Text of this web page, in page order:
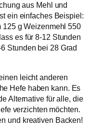
aus Mehl und
ein einfaches Beispiel:
125 g Weizenmehl 550
es für 8-12 Stunden
Stunden bei 28 Grad
leicht anderen
Hefe haben kann. Es
Alternative für alle, die
verzichten möchten.
und kreativen Backen!